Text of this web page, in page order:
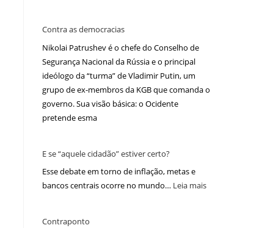
Contra as democracias
Nikolai Patrushev é o chefe do Conselho de
Segurança Nacional da Rússia e o principal
ideólogo da “turma” de Vladimir Putin, um
grupo de ex-membros da KGB que comanda o
governo. Sua visão básica: o Ocidente
pretende esma
E se “aquele cidadão” estiver certo?
Esse debate em torno de inflação, metas e
bancos centrais ocorre no mundo… Leia mais
Contraponto